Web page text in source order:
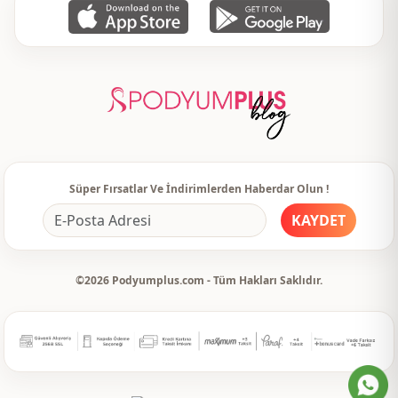
Beli lastikli
Düğmeli
Detay
Detay Desenli
Davet
Süper Fırsatlar Ve İndirimlerden Haberdar Olun !
KAYDET
©2026 Podyumplus.com - Tüm Hakları Saklıdır.